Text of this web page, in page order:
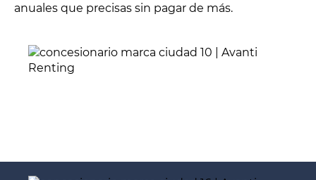
anuales que precisas sin pagar de más.